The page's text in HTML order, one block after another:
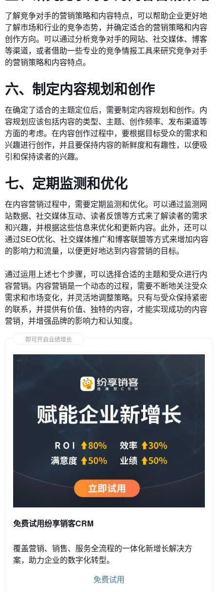
了解竞争对手的营销策略和内容特点，可以帮助企业更好地
了解市场和行业的竞争态势，并确定适合的营销策略和内容
创作方向。可以通过分析竞争对手的网站、社交媒体、博客
等渠道，或者借助一些专业的竞争情报工具来研究竞争对手
的营销策略和内容特点。
六、制定内容规划和创作
在确定了适合的主题定位后，需要制定内容规划和创作。内
容规划应该包括内容的类型、主题、创作频率、发布渠道等
方面的考虑。在内容创作过程中，要根据目标受众的需求和
兴趣进行创作，并且要保持内容的新鲜度和有趣性，以便吸
引和保持读者的兴趣。
七、定期监测和优化
在内容营销过程中，需要定期监测和优化。可以通过监测网
站数据、社交媒体互动、读者反馈等方式来了解读者的需求
和兴趣，并根据这些信息来优化和更新内容。此外，还可以
通过SEO优化、社交媒体推广和博客联盟等方式来增加内容
的影响力和流量，以便更好地达到内容营销的目标。
通过运用上述七个步骤，可以选择合适的主题和受众进行内
容营销。内容营销是一个动态的过程，需要不断地关注受众
需求和市场变化，并灵活地调整策略。只有与受众保持紧密
的联系，并提供有价值、独特的内容，才能实现成功的内容
营销，并增强品牌的影响力和认知度。
即可开启业绩增长
免费试用纷享销客CRM
覆盖营销、销售、服务全流程的一体化新增长解决方
案，助力企业的数字化转型。
免费试用